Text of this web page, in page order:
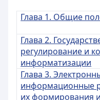
Глава 1. Общие
Глава 2.
регулирование и
информатизации
Глава 3.
информационные
их формирования